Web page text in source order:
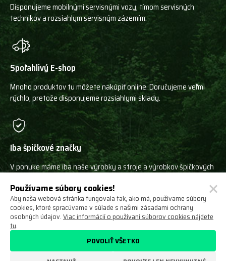
Disponujeme mobilnými servisnými vozy, tímom servisných
technikov a rozsiahlym servisným zázemím.
Spoľahlivý E-shop
Mnoho produktov tu môžete nakúpiť online. Doručujeme veľmi
rýchlo, pretože disponujeme rozsiahlymi sklady.
Iba špičkové značky
V ponuke máme iba naše výrobky a stroje a výrobkov špičkových
Ochrana osobných údajovObchodné podmienky
Odstúpenie od zmluvyO násNastavení cookies
Používame súbory cookies!
Aby naša webová stránka fungovala tak, ako má, používame súbory
cookies, ktoré spracúvame v súlade s našimi zásadami ochrany
osobných údajov.Viac informácií o používaní súborov cookies nájdete
tu.
POVOLIŤ VŠETKO